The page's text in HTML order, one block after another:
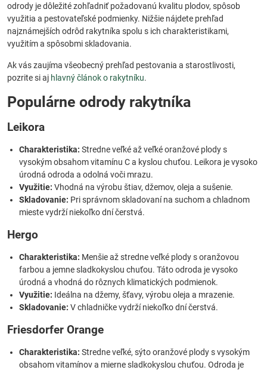
odrody je dôležité zohľadniť požadovanú kvalitu plodov, spôsob
využitia a pestovateľské podmienky. Nižšie nájdete prehľad
najznámejších odrôd rakytníka spolu s ich charakteristikami,
využitím a spôsobmi skladovania.
Ak vás zaujíma všeobecný prehľad pestovania a starostlivosti,
pozrite si aj hlavný článok o rakytníku.
Populárne odrody rakytníka
Leikora
Charakteristika: Stredne veľké až veľké oranžové plody s
vysokým obsahom vitamínu C a kyslou chuťou. Leikora je vysoko
úrodná odroda a odolná voči mrazu.
Využitie: Vhodná na výrobu štiav, džemov, oleja a sušenie.
Skladovanie: Pri správnom skladovaní na suchom a chladnom
mieste vydrží niekoľko dní čerstvá.
Hergo
Charakteristika: Menšie až stredne veľké plody s oranžovou
farbou a jemne sladkokyslou chuťou. Táto odroda je vysoko
úrodná a vhodná do rôznych klimatických podmienok.
Využitie: Ideálna na džemy, šťavy, výrobu oleja a mrazenie.
Skladovanie: V chladničke vydrží niekoľko dní čerstvá.
Friesdorfer Orange
Charakteristika: Stredne veľké, sýto oranžové plody s vysokým
obsahom vitamínov a mierne sladkokyslou chuťou. Odroda je